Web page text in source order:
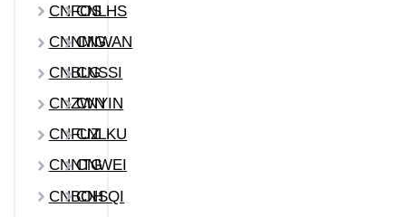
CNFOSCNLHS
CNNMG
CNWAN
CNBLG
CNSSI
CNZWN
CNYIN
CNFUZCNLKU
CNNTG
CNWEI
CNBOH
CNSQI